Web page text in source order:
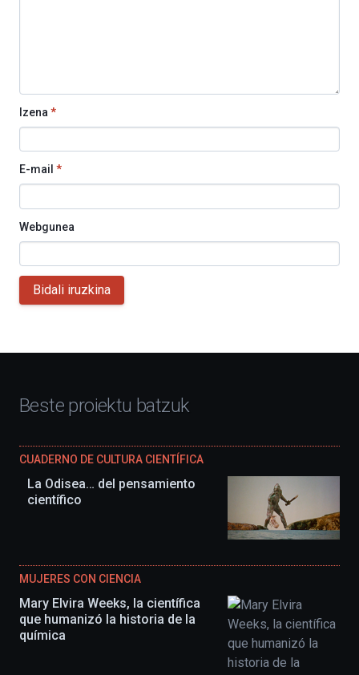
Izena *
E-mail *
Webgunea
Bidali iruzkina
Beste proiektu batzuk
CUADERNO DE CULTURA CIENTÍFICA
La Odisea… del pensamiento
científico
MUJERES CON CIENCIA
Mary Elvira Weeks, la científica
que humanizó la historia de la
química